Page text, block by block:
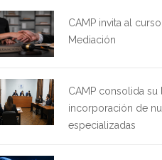
CAMP invita al
Mediación
CAMP consolida
incorporación de
especializadas